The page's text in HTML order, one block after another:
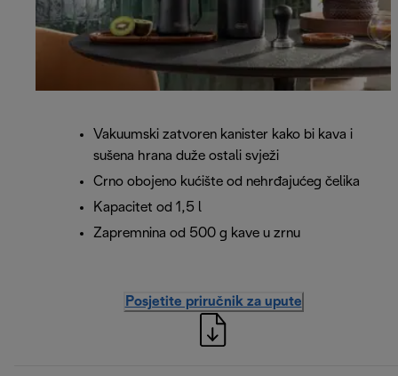
Vakuumski zatvoren kanister kako bi kava i
sušena hrana duže ostali svježi
Crno obojeno kućište od nehrđajućeg čelika
Kapacitet od 1,5 l
Zapremnina od 500 g kave u zrnu
Posjetite priručnik za upute